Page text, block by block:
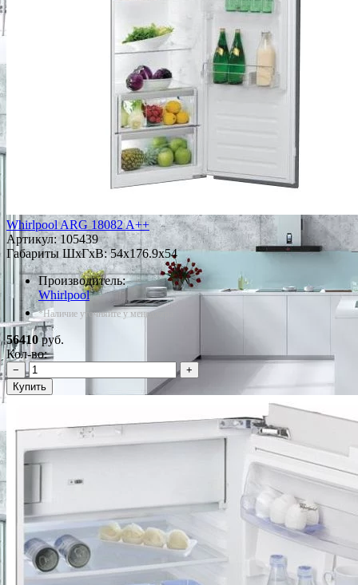
Whirlpool ARG 18082 A++
Артикул:105439
Габариты ШxГxВ: 54x176.9x54
Производитель:
Whirlpool
*Наличие уточняйте у менеджера
56410руб.
Кол-во:
−
+
Купить